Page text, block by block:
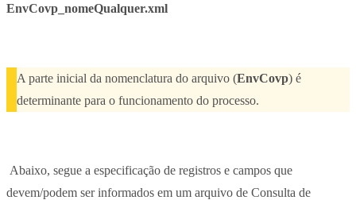
EnvCovp_nomeQualquer.xml
A parte inicial da nomenclatura do arquivo (EnvCovp) é
determinante para o funcionamento do processo.
Abaixo, segue a especificação de registros e campos que
devem/podem ser informados em um arquivo de Consulta de